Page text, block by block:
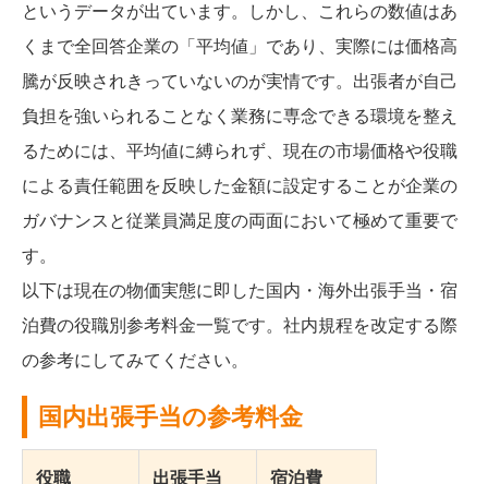
というデータが出ています。しかし、これらの数値はあ
くまで全回答企業の「平均値」であり、実際には価格高
騰が反映されきっていないのが実情です。出張者が自己
負担を強いられることなく業務に専念できる環境を整え
るためには、平均値に縛られず、現在の市場価格や役職
による責任範囲を反映した金額に設定することが企業の
ガバナンスと従業員満足度の両面において極めて重要で
す。
以下は現在の物価実態に即した国内・海外出張手当・宿
泊費の役職別参考料金一覧です。社内規程を改定する際
の参考にしてみてください。
国内出張手当の参考料金
役職 出張手当 宿泊費